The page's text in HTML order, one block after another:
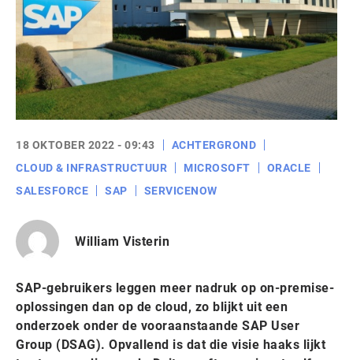
18 OKTOBER 2022 - 09:43
ACHTERGROND
CLOUD & INFRASTRUCTUUR
MICROSOFT
ORACLE
SALESFORCE
SAP SERVICENOW
William Visterin
SAP-gebruikers leggen meer nadruk op on-premise-
oplossingen dan op de cloud, zo blijkt uit een
onderzoek onder de vooraanstaande SAP User
Group (DSAG). Opvallend is dat die visie haaks lijkt